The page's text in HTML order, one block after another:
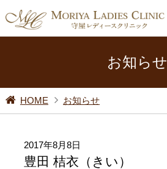
お知らせ
HOME お知らせ
2017年8月8日
豊田 桔衣（きい）